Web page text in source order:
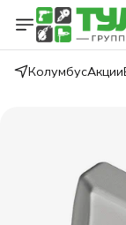
КолумбусАкции